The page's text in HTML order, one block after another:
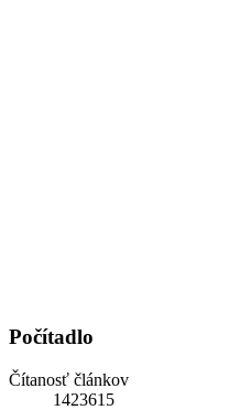
Počítadlo
Čítanosť článkov
1423615